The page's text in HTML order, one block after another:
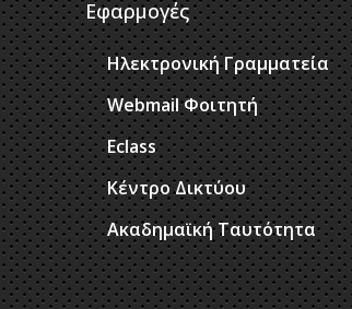
Εφαρμογές
Ηλεκτρονική Γραμματεία
Webmail Φοιτητή
Eclass
Κέντρο Δικτύου
Ακαδημαϊκή Ταυτότητα